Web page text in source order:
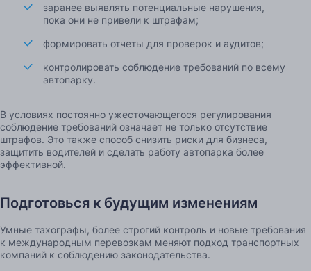
заранее выявлять потенциальные нарушения,
пока они не привели к штрафам;
формировать отчеты для проверок и аудитов;
контролировать соблюдение требований по всему
автопарку.
В условиях постоянно ужесточающегося регулирования
соблюдение требований означает не только отсутствие
штрафов. Это также способ снизить риски для бизнеса,
защитить водителей и сделать работу автопарка более
эффективной.
Подготовься к будущим изменениям
Умные тахографы, более строгий контроль и новые требования
к международным перевозкам меняют подход транспортных
компаний к соблюдению законодательства.